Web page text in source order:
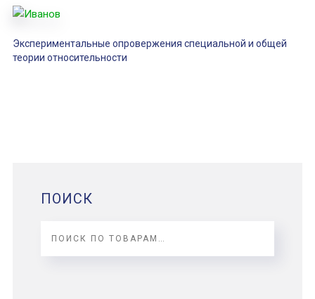
Экспериментальные опровержения специальной и общей
теории относительности
ПОИСК